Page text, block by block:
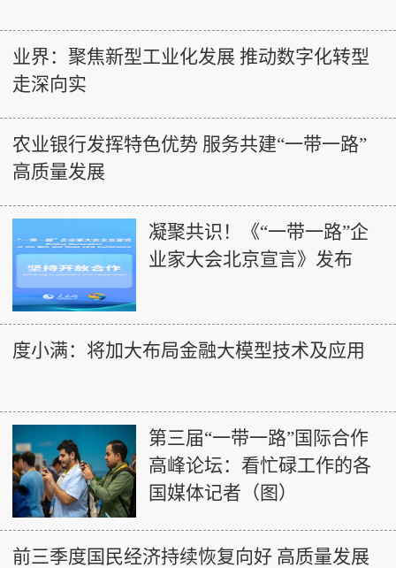
业界：聚焦新型工业化发展 推动数字化转型
走深向实
农业银行发挥特色优势 服务共建“一带一路”
高质量发展
凝聚共识！《“一带一路”企
业家大会北京宣言》发布
度小满：将加大布局金融大模型技术及应用
第三届“一带一路”国际合作
高峰论坛：看忙碌工作的各
国媒体记者（图）
前三季度国民经济持续恢复向好 高质量发展